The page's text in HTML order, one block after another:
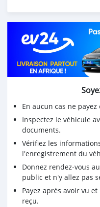
experience. Whether for
Yuexiang offers the
sophistication.
Experience comfort,
DONGFENG YUEXIANG.
Contact us today to
En aucun cas ne payez
Inspectez le véhicule
documents.
Vérifiez les
l'enregistrement du
Donnez rendez-vous
public et n'y allez pas
Payez après avoir vu
reçu.